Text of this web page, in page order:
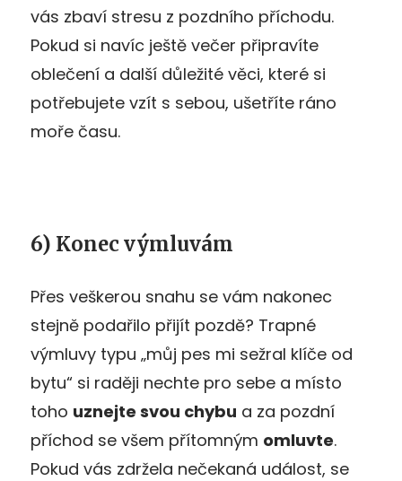
vás zbaví stresu z pozdního příchodu.
Pokud si navíc ještě večer připravíte
oblečení a další důležité věci, které si
potřebujete vzít s sebou, ušetříte ráno
moře času.
6) Konec výmluvám
Přes veškerou snahu se vám nakonec
stejně podařilo přijít pozdě? Trapné
výmluvy typu „můj pes mi sežral klíče od
bytu“ si raději nechte pro sebe a místo
toho uznejte svou chybu a za pozdní
příchod se všem přítomným omluvte.
Pokud vás zdržela nečekaná událost, se